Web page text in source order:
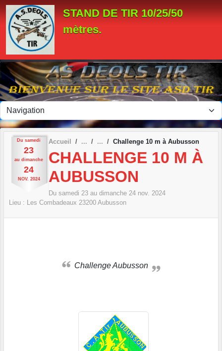
STAND DE TIR 10/25/50
mètres.
Du samedi
23
au dimanche
24
NOV. 2024
Accueil Challenge 10 m à Aubusson
CHALLENGE 10 M À
AUBUSSON
Du samedi 23 au dimanche 24 nov. 2024
Lieu : Les Combadeaux 23200 Aubusson
Challenge Aubusson
Panneau de gestion des cookies